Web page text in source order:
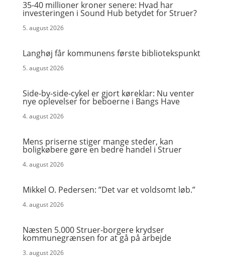
35-40 millioner kroner senere: Hvad har
investeringen i Sound Hub betydet for Struer?
5. august 2026
Langhøj får kommunens første bibliotekspunkt
5. august 2026
Side-by-side-cykel er gjort køreklar: Nu venter
nye oplevelser for beboerne i Bangs Have
4. august 2026
Mens priserne stiger mange steder, kan
boligkøbere gøre en bedre handel i Struer
4. august 2026
Mikkel O. Pedersen: ”Det var et voldsomt løb.”
4. august 2026
Næsten 5.000 Struer-borgere krydser
kommunegrænsen for at gå på arbejde
3. august 2026